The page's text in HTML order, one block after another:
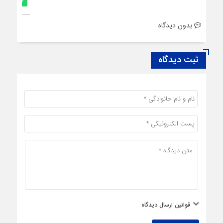
بدون دیدگاه
ثبت دیدگاه
قوانین ارسال دیدگاه